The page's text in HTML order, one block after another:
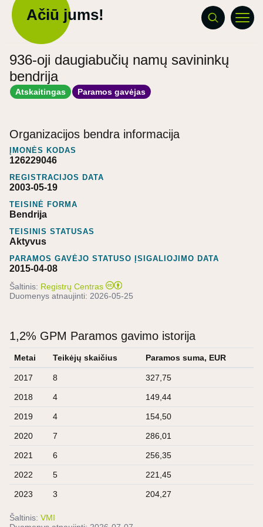
Ačiū jums!
936-oji daugiabučių namų savininkų
bendrija
Atskaitingas Paramos gavėjas
Organizacijos bendra informacija
ĮMONĖS KODAS
126229046
REGISTRACIJOS DATA
2003-05-19
TEISINĖ FORMA
Bendrija
TEISINIS STATUSAS
Aktyvus
PARAMOS GAVĖJO STATUSO ĮSIGALIOJIMO DATA
2015-04-08
Šaltinis: Registrų Centras
Duomenys atnaujinti: 2026-05-25
1,2% GPM Paramos gavimo istorija
Metai Teikėjų skaičius Paramos suma, EUR
2017 8 327,75
2018 4 149,44
2019 4 154,50
2020 7 286,01
2021 6 256,35
2022 5 221,45
2023 3 204,27
Šaltinis: VMI